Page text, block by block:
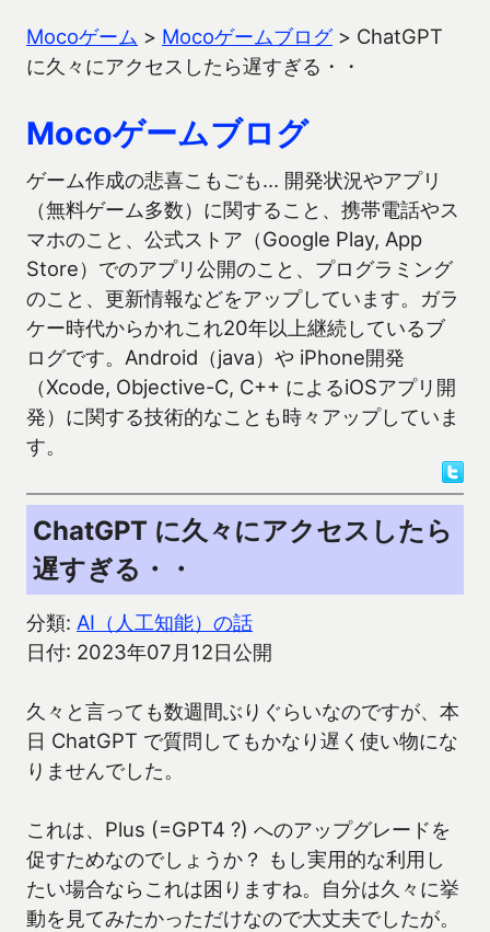
Mocoゲーム > Mocoゲームブログ> ChatGPT
に久々にアクセスしたら遅すぎる・・
Mocoゲームブログ
ゲーム作成の悲喜こもごも… 開発状況やアプリ
（無料ゲーム多数）に関すること、携帯電話やス
マホのこと、公式ストア（Google Play, App
Store）でのアプリ公開のこと、プログラミング
のこと、更新情報などをアップしています。ガラ
ケー時代からかれこれ20年以上継続しているブ
ログです。Android（java）や iPhone開発
（Xcode, Objective-C, C++ によるiOSアプリ開
発）に関する技術的なことも時々アップしていま
す。
ChatGPT に久々にアクセスしたら
遅すぎる・・
分類: AI（人工知能）の話
日付: 2023年07月12日公開
久々と言っても数週間ぶりぐらいなのですが、本
日 ChatGPT で質問してもかなり遅く使い物にな
りませんでした。
これは、Plus (=GPT4 ?) へのアップグレードを
促すためなのでしょうか？ もし実用的な利用し
たい場合ならこれは困りますね。自分は久々に挙
動を見てみたかっただけなので大丈夫でしたが。